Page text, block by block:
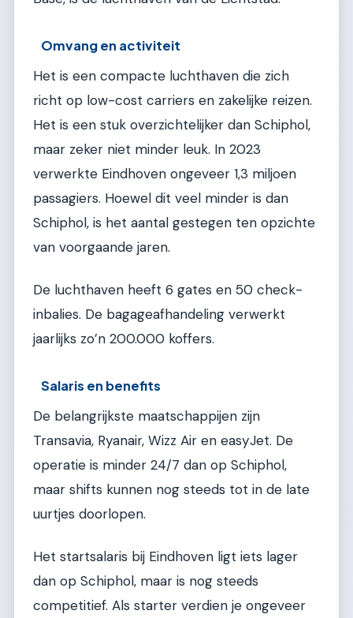
Omvang en activiteit
Het is een compacte luchthaven die zich
richt op low-cost carriers en zakelijke reizen.
Het is een stuk overzichtelijker dan Schiphol,
maar zeker niet minder leuk. In 2023
verwerkte Eindhoven ongeveer 1,3 miljoen
passagiers. Hoewel dit veel minder is dan
Schiphol, is het aantal gestegen ten opzichte
van voorgaande jaren.
De luchthaven heeft 6 gates en 50 check-
inbalies. De bagageafhandeling verwerkt
jaarlijks zo’n 200.000 koffers.
Salaris en benefits
De belangrijkste maatschappijen zijn
Transavia, Ryanair, Wizz Air en easyJet. De
operatie is minder 24/7 dan op Schiphol,
maar shifts kunnen nog steeds tot in de late
uurtjes doorlopen.
Het startsalaris bij Eindhoven ligt iets lager
dan op Schiphol, maar is nog steeds
competitief. Als starter verdien je ongeveer